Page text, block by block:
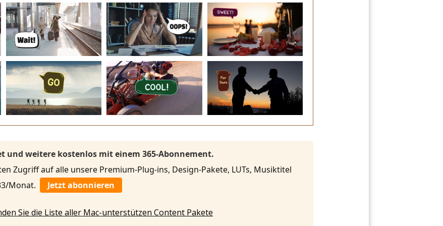
und weitere kostenlos mit einem 365-Abonnement.
Zugriff auf alle unsere Premium-Plug-ins, Design-Pakete, LUTs, Musiktitel
Monat.
Jetzt abonnieren
Sie die Liste aller Mac-unterstützen Content Pakete